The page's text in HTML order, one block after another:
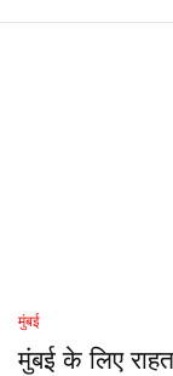
मुंबई
मुंबई के लिए